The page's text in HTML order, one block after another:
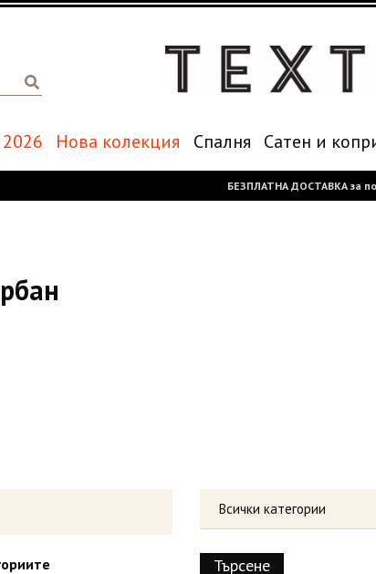
Нова колекция Спалня Сатен и
БЕЗПЛАТНА ДОСТАВКА за
Всички категории